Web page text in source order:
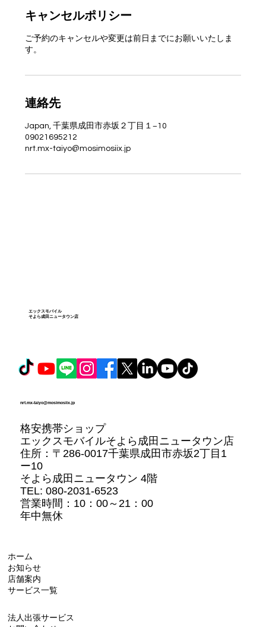
キャンセルポリシー
ご予約のキャンセルや変更は前日までにお願いいたしま
す。
連絡先
Japan, 千葉県成田市赤坂２丁目１−10
09021695212
nrt.mx-taiyo@mosimosiix.jp
エックスモバイル
そよら成田ニュータウン店
nrt.mx-taiyo@mosimosiix.jp
格安携帯ショップ
エックスモバイルそよら成田ニュータウン店
住所： 〒286-0017千葉県成田市赤坂2丁目1
ー10
そよら成田ニュータウン 4階
TEL: 080-2031-6523
営業時間：10：00～21：00
年中無休
ホーム
お知らせ
店舗案内
サービス一覧
法人出張サービス